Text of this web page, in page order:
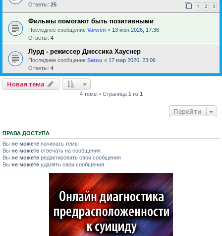
Ответы: 25 1 2 3
Фильмы помогают быть позитивными
Последнее сообщение Varwen « 13 июн 2026, 17:36
Ответы: 4
Лурд - режиссер Джессика Хауснер
Последнее сообщение Satou « 17 мар 2026, 23:06
Ответы: 4
Новая тема
4 темы • Страница 1 из 1
Перейти
ПРАВА ДОСТУПА
Вы не можете начинать темы
Вы не можете отвечать на сообщения
Вы не можете редактировать свои сообщения
Вы не можете удалять свои сообщения